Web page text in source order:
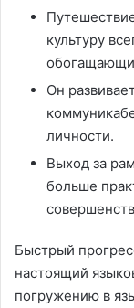
культуру
Он
личности.
Выход за
больше
Быстрый
настоящий
погружению в